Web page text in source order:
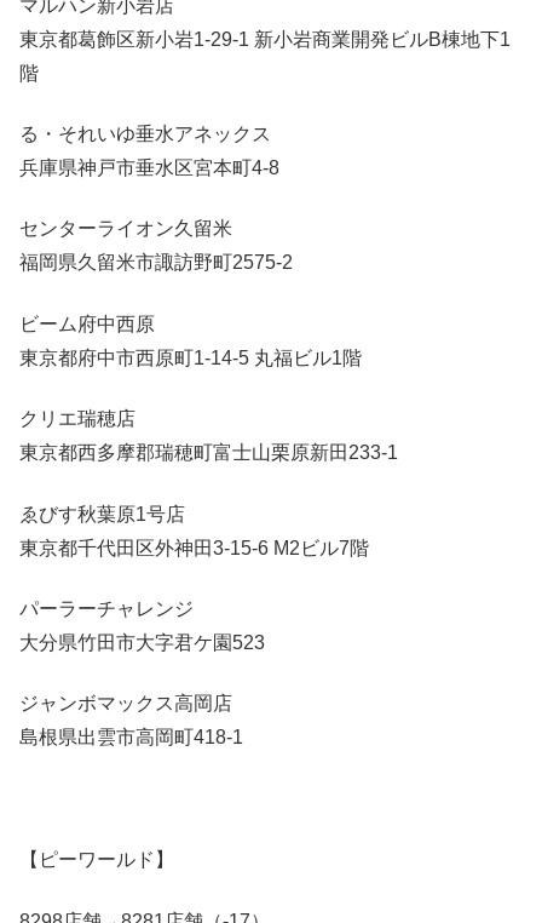
マルハン新小岩店
東京都葛飾区新小岩1-29-1 新小岩商業開発ビルB棟地下1
階
る・それいゆ垂水アネックス
兵庫県神戸市垂水区宮本町4-8
センターライオン久留米
福岡県久留米市諏訪野町2575-2
ビーム府中西原
東京都府中市西原町1-14-5 丸福ビル1階
クリエ瑞穂店
東京都西多摩郡瑞穂町富士山栗原新田233-1
ゑびす秋葉原1号店
東京都千代田区外神田3-15-6 M2ビル7階
パーラーチャレンジ
大分県竹田市大字君ケ園523
ジャンボマックス高岡店
島根県出雲市高岡町418-1
【ピーワールド】